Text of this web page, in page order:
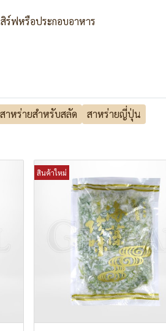
ร์ฟหรือประกอบอาหาร
สาหร่ายสำหรับสลัด สาหร่ายญี่ปุ่น
สินค้าใหม่